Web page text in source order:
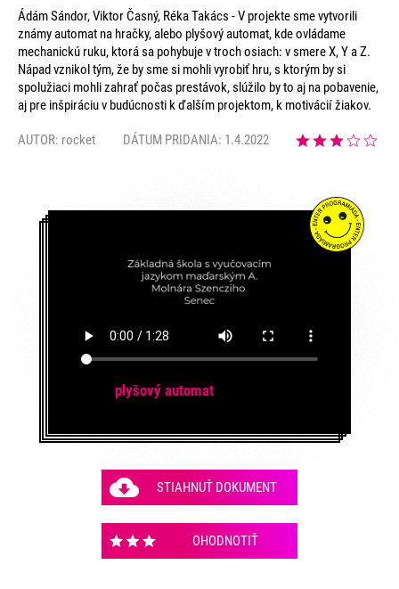
Ádám Sándor, Viktor Časný, Réka Takács - V projekte sme vytvorili
známy automat na hračky, alebo plyšový automat, kde ovládame
mechanickú ruku, ktorá sa pohybuje v troch osiach: v smere X, Y a Z.
Nápad vznikol tým, že by sme si mohli vyrobiť hru, s ktorým by si
spolužiaci mohli zahrať počas prestávok, slúžilo by to aj na pobavenie,
aj pre inšpiráciu v budúcnosti k ďalším projektom, k motivácií žiakov.
AUTOR: rocket DÁTUM PRIDANIA: 1.4.2022
plyšový automat
STIAHNUŤ DOKUMENT
OHODNOTIŤ